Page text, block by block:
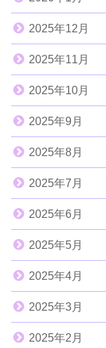
2025年12月
2025年11月
2025年10月
2025年9月
2025年8月
2025年7月
2025年6月
2025年5月
2025年4月
2025年3月
2025年2月